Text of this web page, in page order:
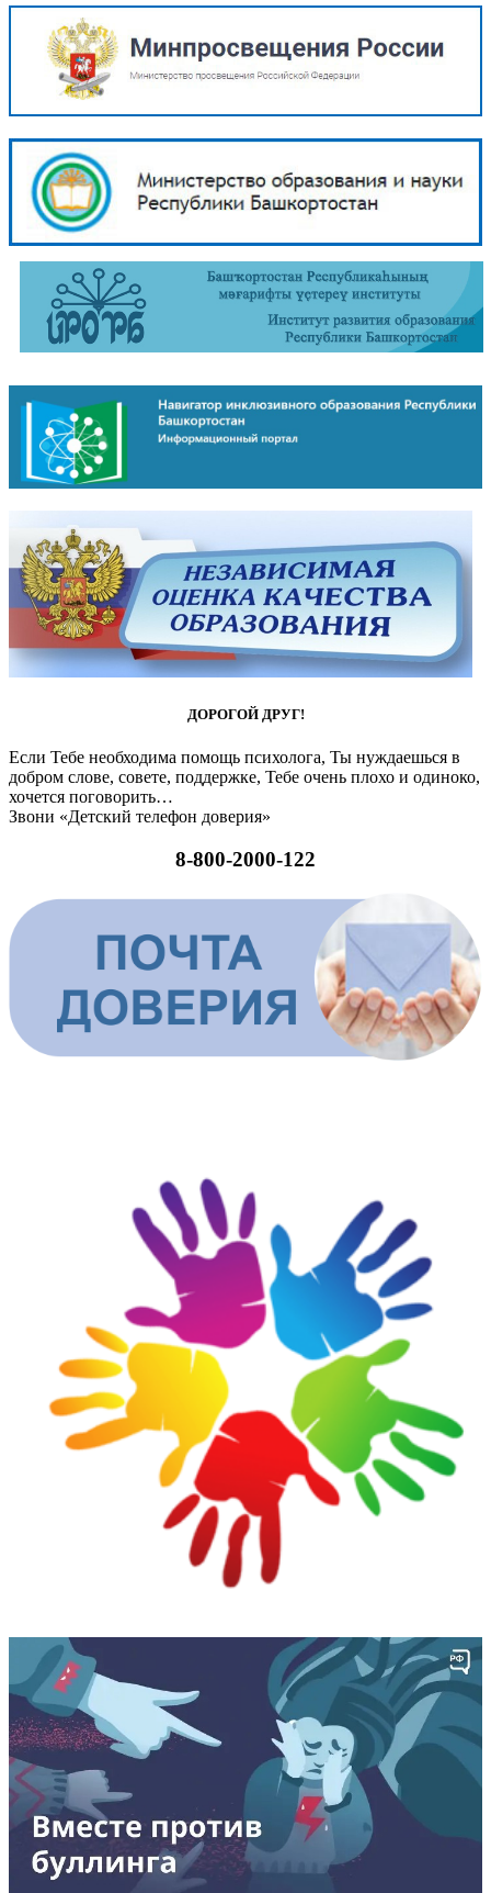
ДОРОГОЙ ДРУГ!
Если Тебе необходима помощь психолога, Ты нуждаешься в
добром слове, совете, поддержке, Тебе очень плохо и одиноко,
хочется поговорить…
Звони «Детский телефон доверия»
8-800-2000-122